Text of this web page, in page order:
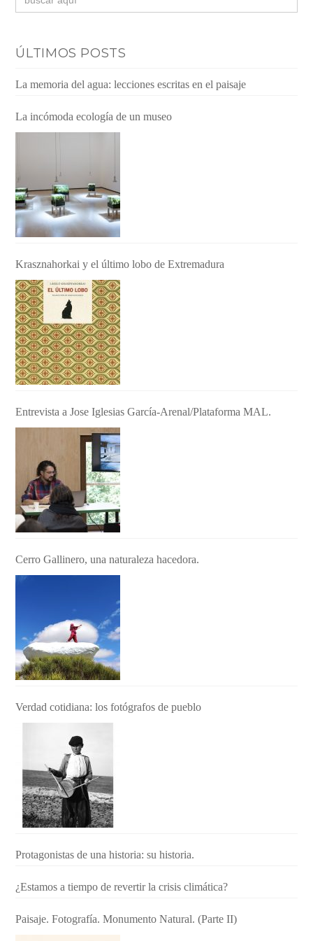
ÚLTIMOS POSTS
La memoria del agua: lecciones escritas en el paisaje
La incómoda ecología de un museo
Krasznahorkai y el último lobo de Extremadura
Entrevista a Jose Iglesias García-Arenal/Plataforma MAL.
Cerro Gallinero, una naturaleza hacedora.
Verdad cotidiana: los fotógrafos de pueblo
Protagonistas de una historia: su historia.
¿Estamos a tiempo de revertir la crisis climática?
Paisaje. Fotografía. Monumento Natural. (Parte II)